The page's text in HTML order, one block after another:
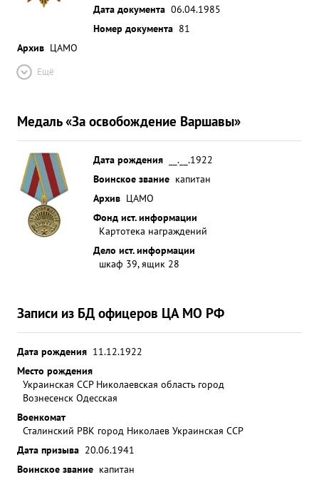
Дата документа 06.04.1985
Номер документа 81
Архив ЦАМО
Ещё
Медаль «За освобождение Варшавы»
Дата рождения
__.__.1922
Воинское звание капитан
Архив ЦАМО
Фонд ист. информации
Картотека награждений
Дело ист. информации
шкаф 39, ящик 28
Записи из БД офицеров ЦА МО РФ
Дата рождения 11.12.1922
Место рождения
Украинская ССР Николаевская область город
Вознесенск Одесская
Военкомат
Сталинский РВК город Николаев Украинская ССР
Дата призыва 20.06.1941
Воинское звание капитан